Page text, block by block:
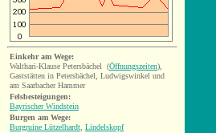
Einkehr am Wege:
Walthari-Klause Petersbächel (Öffnungszeiten),
Gaststätten in Petersbächel, Ludwigswinkel und
am Saarbacher Hammer
Felsbesteigungen:
Bayrischer Windstein
Burgen am Wege:
Burgruine Lützelhardt, Lindelskopf